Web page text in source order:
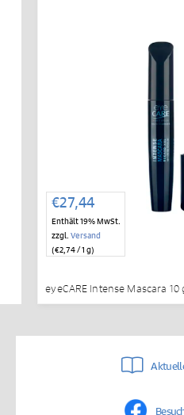
€27,44
Enthält 19% MwSt.
zzgl. Versand
(€2,74/ 1 g)
eyeCARE Intense Mascara 10